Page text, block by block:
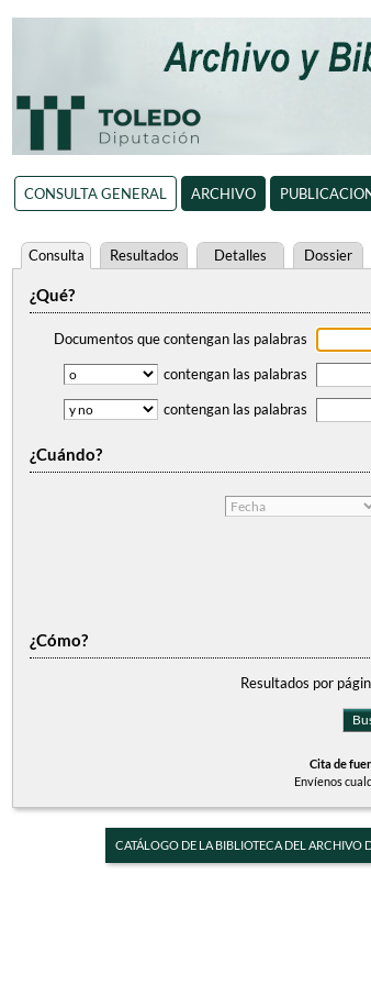
CONSULTA GENERAL ARCHIVO
Consulta Resultados Detalles Dossier
¿Qué?
Documentos que contengan las palabras
contengan las palabras
contengan las palabras
¿Cuándo?
¿Cómo?
Resultados por
Cita de
Envíenos
CATÁLOGO DE LA BIBLIOTECA DEL ARCHIVO